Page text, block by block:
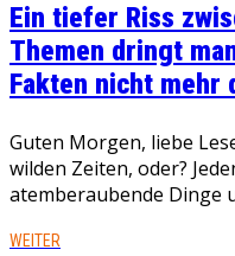
Ein tiefer Riss
Themen dringt
Fakten nicht mehr
Guten Morgen, liebe
wilden Zeiten, oder?
atemberaubende Dinge
WEITER